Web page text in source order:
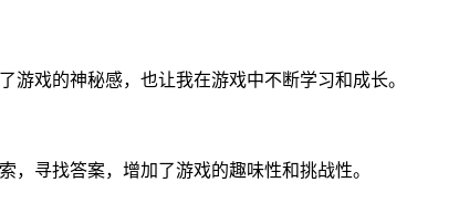
游戏的神秘感，也让我在游戏中不断学习和成长。
寻找答案，增加了游戏的趣味性和挑战性。